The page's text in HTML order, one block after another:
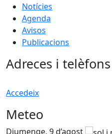
Notícies
Agenda
Avisos
Publicacions
Adreces i telèfons
Accedeix
Meteo
Diumenge, 9 d’agost